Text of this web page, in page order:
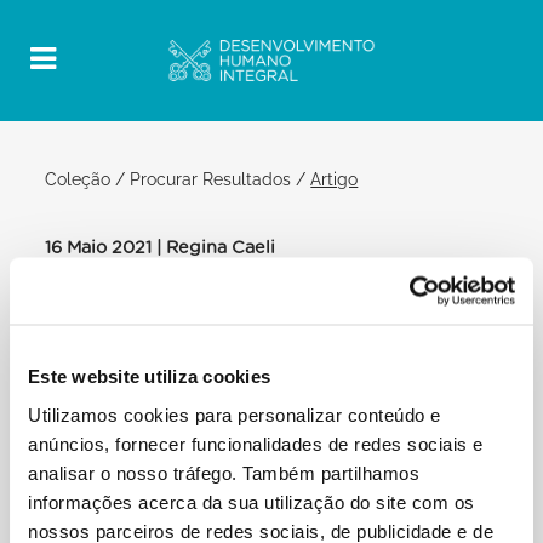
Este website utiliza cookies
Utilizamos cookies para personalizar conteúdo e
anúncios, fornecer funcionalidades de redes sociais e
analisar o nosso tráfego. Também partilhamos
informações acerca da sua utilização do site com os
nossos parceiros de redes sociais, de publicidade e de
Coleção / Procurar Resultados /Artigo
16 Maio 2021 | Regina Caeli
PDF
PRAÇA SÃO PEDRO
Depois do Regina caeli:
[…] Hoje começa a “Semana Laudato si’”, para nos
escutar o grito da Terra e o brado dos pobres.